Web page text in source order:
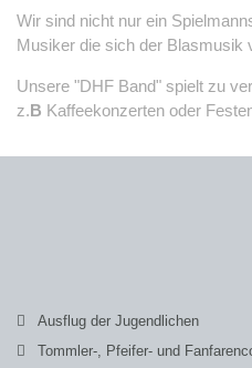
Wir sind nicht nur ein
Musiker die sich der Blasmusik
Unsere "DHF Band" spielt zu
z.B Kaffeekonzerten oder
Ausflug der Jugendlichen
Tommler-, Pfeifer- und